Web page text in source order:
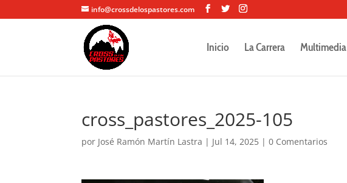
info@crossdelospastores.com
Inicio La Carrera Multimedia
cross_pastores_2025-105
por José Ramón Martín Lastra | Jul 14, 2025 |0 Comentarios